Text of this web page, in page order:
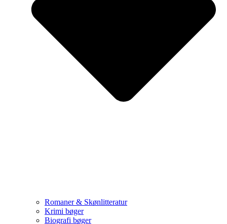
Romaner & Skønlitteratur
Krimi bøger
Biografi bøger